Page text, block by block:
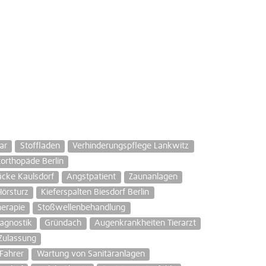
Stoffladen
Verhinderungspflege Lankwitz
Berlin
Kaulsdorf Angstpatient
Zaunanlagen
Kieferspalten Biesdorf Berlin
Stoßwellenbehandlung
Gründach
Augenkrankheiten Tierarzt
Wartung von Sanitäranlagen